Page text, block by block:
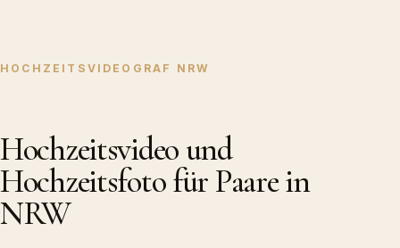
HOCHZEITSVIDEOGRAF NRW
Hochzeitsvideo und
Hochzeitsfoto für Paare in
NRW